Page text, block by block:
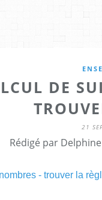
DE
21
Rédigé par
- trouver la